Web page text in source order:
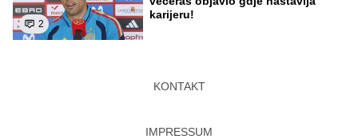
2
karijeru!
KONTAKT
IMPRESSUM